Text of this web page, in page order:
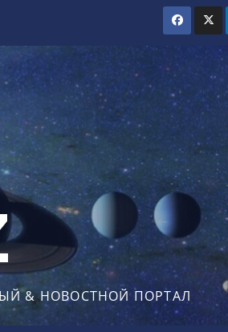
& НОВОСТНОЙ ПОРТАЛ